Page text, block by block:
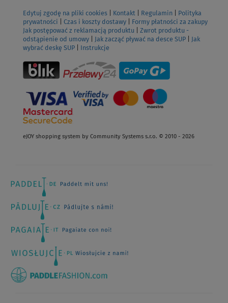
Edytuj zgodę na pliki cookies Kontakt Regulamin
Polityka
prywatności
Czas i koszty dostawy
Formy płatności za zakupy
Jak postępować z reklamacją produktu
Zwrot produktu -
odstąpienie od umowy
Jak zacząć pływać na desce SUP
Jak
wybrać deskę SUP
Instrukcje
eJOY shopping system by Community Systems s.r.o. © 2010 - 2026